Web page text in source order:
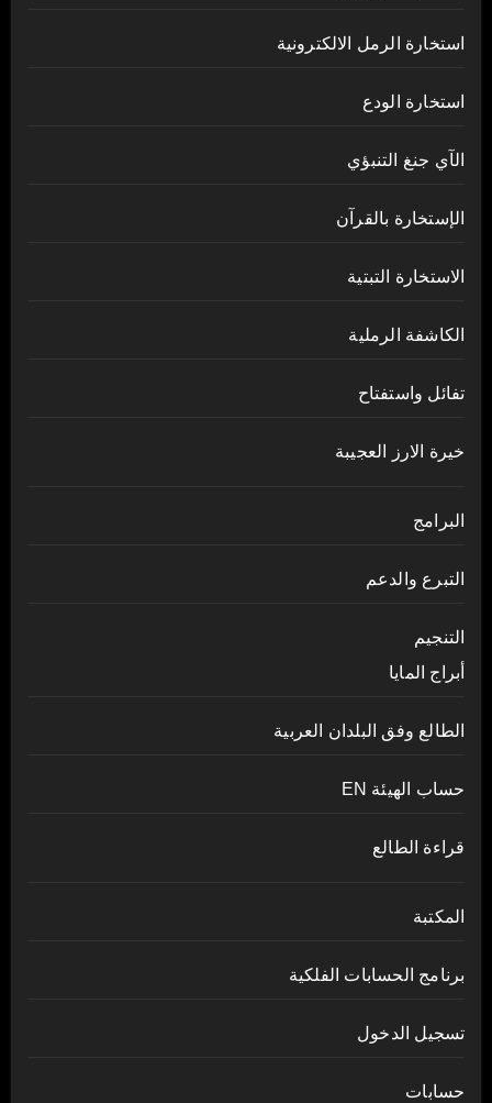
استخارة الرمل الالكترونية
استخارة الودع
الآي جنغ التنبؤي
الإستخارة بالقرآن
الاستخارة التبتية
الكاشفة الرملية
تفائل واستفتاح
خيرة الارز العجيبة
البرامج
التبرع والدعم
التنجيم
أبراج المايا
الطالع وفق البلدان العربية
حساب الهيئة EN
قراءة الطالع
المكتبة
برنامج الحسابات الفلكية
تسجيل الدخول
حسابات